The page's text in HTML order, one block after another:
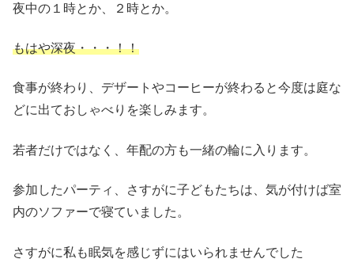
夜中の１時とか、２時とか。
もはや深夜・・・！！
食事が終わり、デザートやコーヒーが終わると今度は庭な
どに出ておしゃべりを楽しみます。
若者だけではなく、年配の方も一緒の輪に入ります。
参加したパーティ、さすがに子どもたちは、気が付けば室
内のソファーで寝ていました。
さすがに私も眠気を感じずにはいられませんでした